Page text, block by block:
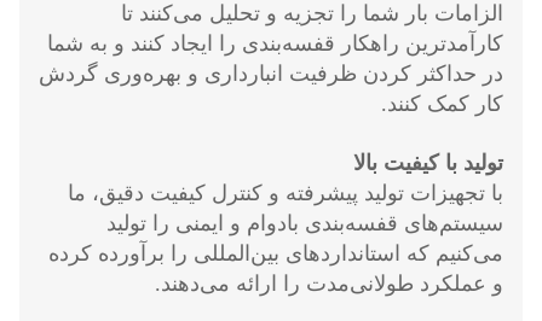
الزامات بار شما را تجزیه و تحلیل می‌کنند تا
کارآمدترین راهکار قفسه‌بندی را ایجاد کنند و به شما
در حداکثر کردن ظرفیت انبارداری و بهره‌وری گردش
کار کمک کنند.
تولید با کیفیت بالا
با تجهیزات تولید پیشرفته و کنترل کیفیت دقیق، ما
سیستم‌های قفسه‌بندی بادوام و ایمنی را تولید
می‌کنیم که استانداردهای بین‌المللی را برآورده کرده
و عملکرد طولانی‌مدت را ارائه می‌دهند.